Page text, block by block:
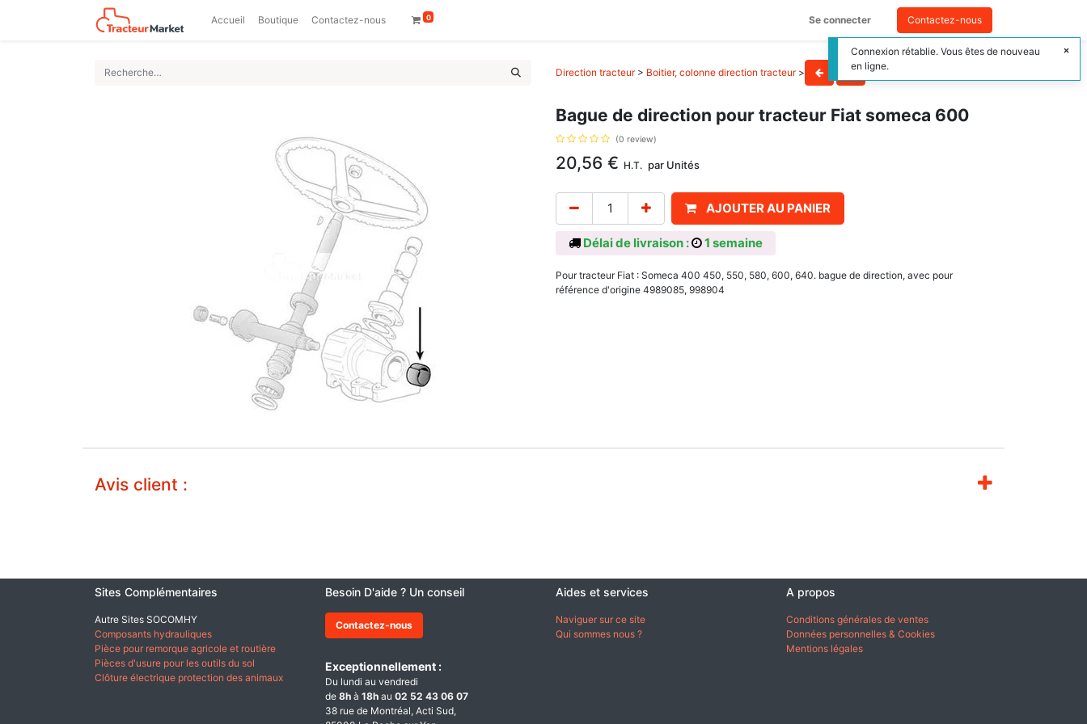
Accueil Boutique Contactez-nous 0 Se connecter Contactez-nous
Direction tracteur> Boitier, colonne direction tracteur>
Bague de direction pour tracteur Fiat someca 600
(0 review)
20,56 € H.T. par Unités
AJOUTER AU PANIER
Délai de livraison : 1 semaine
Pour tracteur Fiat : Someca 400 450, 550, 580, 600, 640. bague de direction, avec pour
référence d'origine 4989085, 998904
Avis client :
Sites Complémentaires
Autre Sites SOCOMHY
Composants hydrauliques
Pièce pour remorque agricole et routière
Pièces d'usure pour les outils du sol
Clôture électrique protection des animaux
Besoin D'aide ? Un conseil
Contactez-nous
Exceptionnellement :
Du lundi au vendredi
de 8h à 18h au 02 52 43 06 07
38 rue de Montréal, Acti Sud,
Aides et services
Naviguer sur ce site
Qui sommes nous ?
A propos
Conditions générales de ventes
Données personnelles & Cookies
Mentions légales
Connexion rétablie. Vous êtes de nouveau
en ligne.